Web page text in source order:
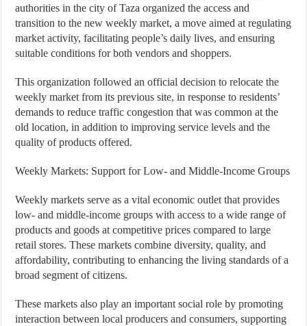
authorities in the city of Taza organized the access and
transition to the new weekly market, a move aimed at regulating
market activity, facilitating people’s daily lives, and ensuring
suitable conditions for both vendors and shoppers.
This organization followed an official decision to relocate the
weekly market from its previous site, in response to residents’
demands to reduce traffic congestion that was common at the
old location, in addition to improving service levels and the
quality of products offered.
Weekly Markets: Support for Low- and Middle-Income Groups
Weekly markets serve as a vital economic outlet that provides
low- and middle-income groups with access to a wide range of
products and goods at competitive prices compared to large
retail stores. These markets combine diversity, quality, and
affordability, contributing to enhancing the living standards of a
broad segment of citizens.
These markets also play an important social role by promoting
interaction between local producers and consumers, supporting